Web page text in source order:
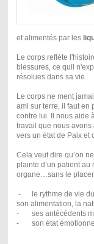
et alimentés par les
Le corps reflète
blessures, ce quil
résolues dans sa vie.
Le corps ne ment
ami sur terre, il faut en
contre lui. Il nous aide
travail que nous
vers un état de Paix et
Cela veut dire qu’on
plainte d’un patient au
organe…sans le
-
le rythme de vie
son alimentation, la
-
ses antécédents
-
son état